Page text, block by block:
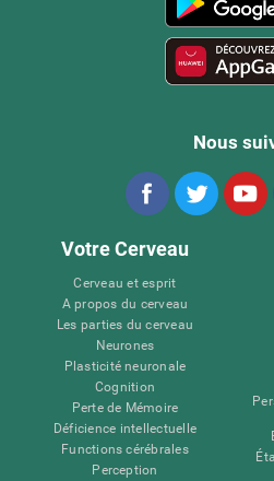
Nous
Votre Cerveau
Cerveau et esprit
A propos du cerveau
Les parties du cerveau
Neurones
Plasticité neuronale
Cognition
Perte de Mémoire
Déficience intellectuelle
Functions cérébrales
Perception